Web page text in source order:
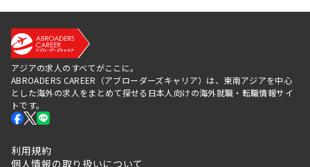
アジアの求人のすべてがここに。
ABROADERS CAREER（アブローダーズキャリア）は、東南アジアを中心
とした海外の求人をまとめて探せる日本人向けの海外就職・転職情報サイ
トです。
利用規約
個人情報の取り扱いについて